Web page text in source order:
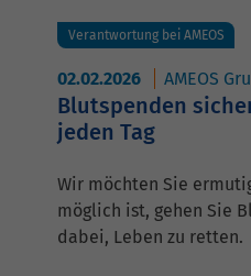
Verantwortung bei AMEOS
02.02.2026 AMEOS
Blutspenden
jeden Tag
Wir möchten Sie
möglich ist, gehen Sie
dabei, Leben zu retten.